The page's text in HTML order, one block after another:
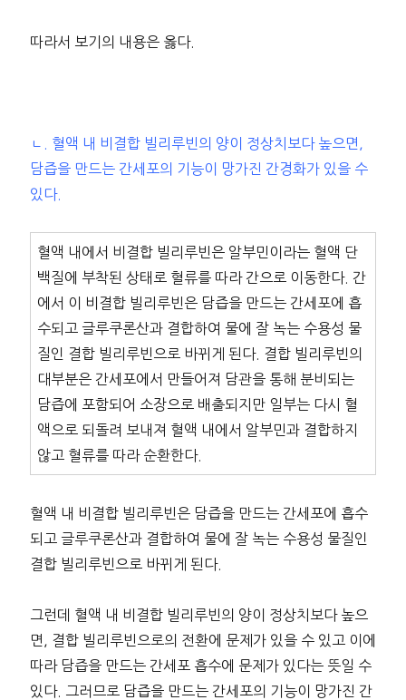
따라서 보기의 내용은 옳다.
ㄴ. 혈액 내 비결합 빌리루빈의 양이 정상치보다 높으면,
담즙을 만드는 간세포의 기능이 망가진 간경화가 있을 수
있다.
혈액 내에서 비결합 빌리루빈은 알부민이라는 혈액 단
백질에 부착된 상태로 혈류를 따라 간으로 이동한다. 간
에서 이 비결합 빌리루빈은 담즙을 만드는 간세포에 흡
수되고 글루쿠론산과 결합하여 물에 잘 녹는 수용성 물
질인 결합 빌리루빈으로 바뀌게 된다. 결합 빌리루빈의
대부분은 간세포에서 만들어져 담관을 통해 분비되는
담즙에 포함되어 소장으로 배출되지만 일부는 다시 혈
액으로 되돌려 보내져 혈액 내에서 알부민과 결합하지
않고 혈류를 따라 순환한다.
혈액 내 비결합 빌리루빈은 담즙을 만드는 간세포에 흡수
되고 글루쿠론산과 결합하여 물에 잘 녹는 수용성 물질인
결합 빌리루빈으로 바뀌게 된다.
그런데 혈액 내 비결합 빌리루빈의 양이 정상치보다 높으
면, 결합 빌리루빈으로의 전환에 문제가 있을 수 있고 이에
따라 담즙을 만드는 간세포 흡수에 문제가 있다는 뜻일 수
있다. 그러므로 담즙을 만드는 간세포의 기능이 망가진 간